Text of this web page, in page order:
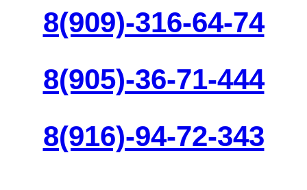
8(909)-316-64-74
8(905)-36-71-444
8(916)-94-72-343